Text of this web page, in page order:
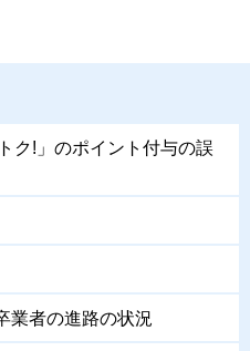
ク!」のポイント付与の誤
業者の進路の状況